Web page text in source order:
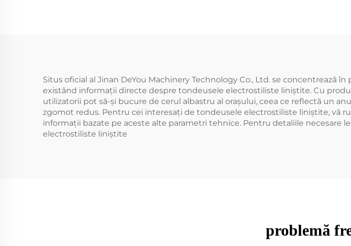
Situs oficial al Jinan DeYou Machinery Technology Co., Ltd. se concentrează
existând informații directe despre tondeusele electrostiliste liniștite. Cu
utilizatorii pot să-și bucure de cerul albastru al orașului, ceea ce reflectă un
zgomot redus. Pentru cei interesați de tondeusele electrostiliste liniștite, vă
informații bazate pe aceste alte parametri tehnice. Pentru detaliile necesare
electrostiliste liniștite
problemă